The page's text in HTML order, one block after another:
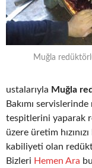
Muğla
ustalarıyla Muğla
Bakımı
tespitlerini yaparak
üzere üretim
kabiliyeti olan
Bizleri Hemen Ara